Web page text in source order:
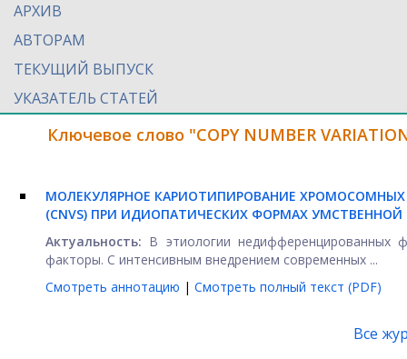
АРХИВ
АВТОРАМ
ТЕКУЩИЙ ВЫПУСК
УКАЗАТЕЛЬ СТАТЕЙ
Ключевое слово "COPY NUMBER
МОЛЕКУЛЯРНОЕ КАРИОТИПИРОВАНИЕ
(CNVS) ПРИ ИДИОПАТИЧЕСКИХ ФОРМАХ
Актуальность: В этиологии недифференцированных
факторы. С интенсивным внедрением современных ...
Смотреть аннотацию | Смотреть полный текст (PDF)
Все